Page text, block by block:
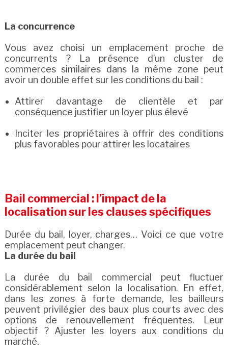
La concurrence
Vous avez choisi un emplacement proche de
concurrents ? La présence d’un cluster de
commerces similaires dans la même zone peut
avoir un double effet sur les conditions du bail :
Attirer davantage de clientèle et par
conséquence justifier un loyer plus élevé
Inciter les propriétaires à offrir des conditions
plus favorables pour attirer les locataires
Bail commercial : l’impact de la
localisation sur les clauses spécifiques
Durée du bail, loyer, charges… Voici ce que votre
emplacement peut changer.
La durée du bail
La durée du bail commercial peut fluctuer
considérablement selon la localisation. En effet,
dans les zones à forte demande, les bailleurs
peuvent privilégier des baux plus courts avec des
options de renouvellement fréquentes. Leur
objectif ? Ajuster les loyers aux conditions du
marché.